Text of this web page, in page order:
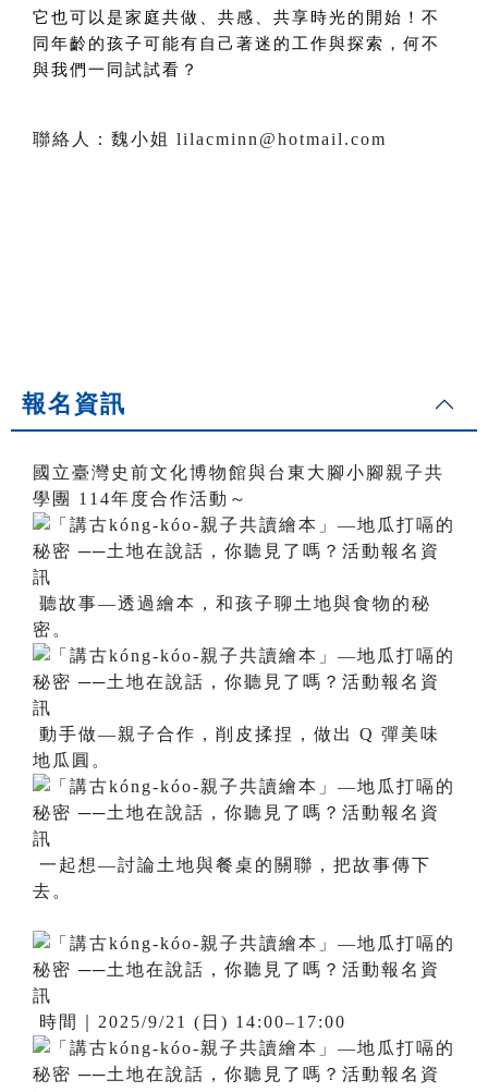
它也可以是家庭共做、共感、共享時光的開始！不
同年齡的孩子可能有自己著迷的工作與探索，何不
與我們一同試試看？
聯絡人：魏小姐 lilacminn@hotmail.com
報名資訊
國立臺灣史前文化博物館與台東大腳小腳親子共
學團 114年度合作活動～
聽故事—透過繪本，和孩子聊土地與食物的秘
密。
動手做—親子合作，削皮揉捏，做出 Q 彈美味
地瓜圓。
一起想—討論土地與餐桌的關聯，把故事傳下
去。
時間｜2025/9/21 (日) 14:00–17:00